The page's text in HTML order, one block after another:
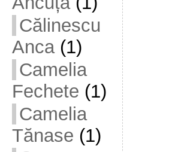
Călinescu
Anca(1)
Camelia
Fechete (1)
Camelia
Tănase (1)